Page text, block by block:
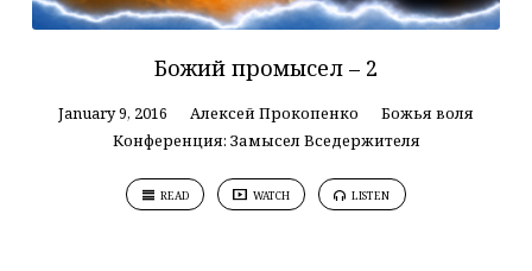
Божий промысел – 2
January 9, 2016 Алексей Прокопенко
Божья воля
Конференция: Замысел Вседержителя
READ WATCH LISTEN